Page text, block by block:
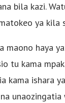
bila kazi.
ya kila
maono haya
tu kama
kama ishara
unaozingatia